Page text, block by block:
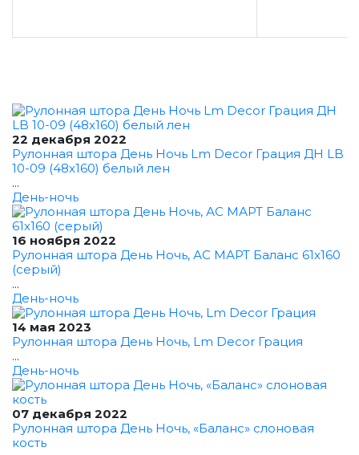
22 декабря 2022
Рулонная штора День Ночь Lm Decor Грация ДН LB
10-09 (48x160) белый лен
...
День-ночь
16 ноября 2022
Рулонная штора День Ночь, АС МАРТ Баланс 61x160
(серый)
...
День-ночь
14 мая 2023
Рулонная штора День Ночь, Lm Decor Грация
...
День-ночь
07 декабря 2022
Рулонная штора День Ночь, «Баланс» слоновая
кость